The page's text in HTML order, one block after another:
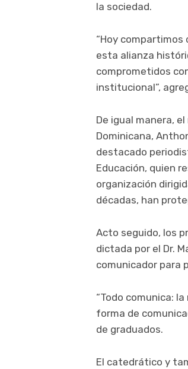
la sociedad.
“Hoy
esta alianza
comprometidos
institucional”,
De igual manera,
Dominicana,
destacado
Educación, quien
organización
décadas, han
Acto seguido, los
dictada por el Dr.
comunicador para
“Todo comunica:
forma de
de graduados.
El catedrático y